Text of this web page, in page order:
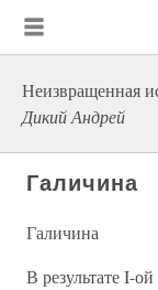
Неизвращенная
Дикий Андрей
Галичина
Галичина
В результате I-